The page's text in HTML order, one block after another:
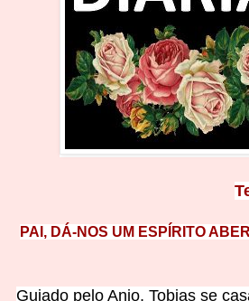
PAI, DÁ-NOS UM ESPÍRITO
Guiado pelo Anjo, Tobias se